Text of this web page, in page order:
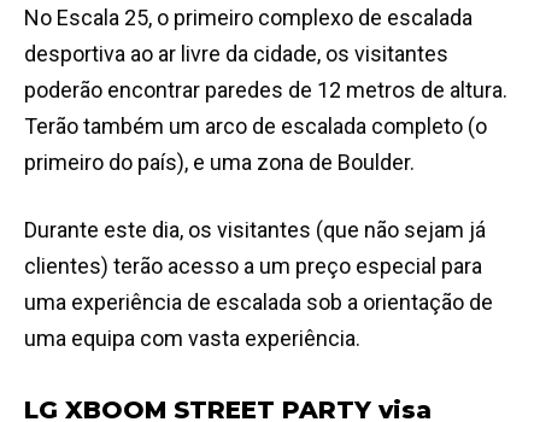
No Escala 25, o primeiro complexo de escalada
desportiva ao ar livre da cidade, os visitantes
poderão encontrar paredes de 12 metros de altura.
Terão também um arco de escalada completo (o
primeiro do país), e uma zona de Boulder.
Durante este dia, os visitantes (que não sejam já
clientes) terão acesso a um preço especial para
uma experiência de escalada sob a orientação de
uma equipa com vasta experiência.
LG XBOOM STREET PARTY visa